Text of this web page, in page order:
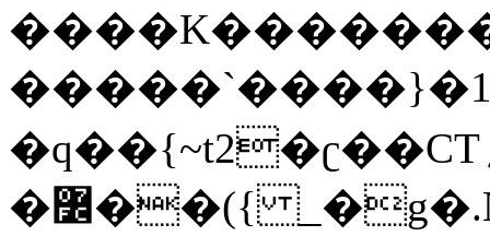
�q��{~t2�ʗ��CT؍���������{�~}ur����u�}o����(�:�j���=����{�۝Vo�An��J^��������M\M�'{{l�i
�߼��({ _�g�.Nfӻg����f7z91o^��̤^�>��2�`�:|#dk�{>�>>&�tsw�Nwo�?